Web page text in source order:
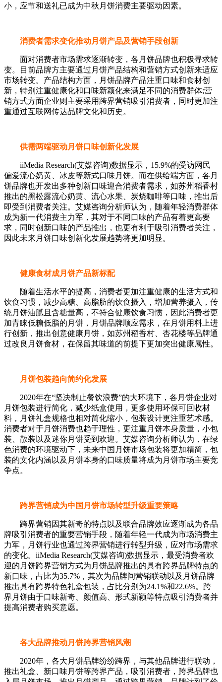
小，应节和送礼已成为中秋月饼消费主要驱动因素。
消费者需求变化推动月饼产品及营销手段创新
面对消费者市场需求逐渐转变，各月饼品牌也积极寻求转
变。目前品牌方主要通过月饼产品结构和营销方式创新来适应
市场转变。产品结构方面，月饼品牌产品注重口味和食材创
新，特别注重健康化和口味新颖化来满足不同的消费群体;营
销方式方面企业则主要采用跨界营销吸引消费者，同时更加注
重通过互联网传达品牌文化和历史。
供需两端驱动月饼口味创新化发展
iiMedia Research(艾媒咨询)数据显示，15.9%的受访网民
偏爱流心奶黄、冰皮等新式口味月饼。而在供给端方面，各月
饼品牌也开发出多种创新口味迎合消费者需求，如苏州稻香村
推出的黑松露流心奶黄、流心水果、炭烧咖啡等口味，推出后
即受到消费者关注。艾媒咨询分析师认为，随着年轻消费群体
成为新一代消费主力军，其对于不同口味的产品有着更高要
求，同时创新口味的产品推出，也更有利于吸引消费者关注，
因此未来月饼口味创新化发展趋势将更加明显。
健康食材成月饼产品新标配
随着生活水平的提高，消费者更加注重健康的生活方式和
饮食习惯，减少高糖、高脂肪的饮食摄入，增加营养摄入，传
统月饼油腻且含糖量高，不符合健康饮食习惯，因此消费者更
加青睐低糖低脂的月饼，月饼品牌顺应需求，在月饼用料上进
行创新，推出创意健康月饼，如苏州稻香村、杏花楼等品牌通
过改良月饼食材，在保留其味道的前提下更加突出健康属性。
月饼包装趋向简约化发展
2020年在“坚决制止餐饮浪费”的大环境下，各月饼企业对
月饼包装进行简化，减少纸盒使用，更多使用环保可回收材
料，月饼礼盒规格也相对简化缩小，包装设计更注重艺术感。
消费者对于月饼消费也趋于理性，更注重月饼本身质量，小包
装、散装以及迷你月饼受到欢迎。艾媒咨询分析师认为，在绿
色消费的环境驱动下，未来中国月饼市场包装将更加精简，包
装的文化内涵以及月饼本身的口味质量将成为月饼市场主要竞
争点。
跨界营销成为中国月饼市场转型升级重要策略
跨界营销因其新奇的特点以及联合品牌效应逐渐成为各品
牌吸引消费者的重要营销手段，随着年轻一代成为市场消费主
力军，月饼行业也通过跨界营销进行转型升级，应对市场需求
的变化。iiMedia Research(艾媒咨询)数据显示，最受消费者欢
迎的月饼跨界营销方式为月饼品牌推出的具有跨界品牌特点的
新口味，占比为35.7%，其次为品牌间营销联动以及月饼品牌
推出具有跨界特色礼盒包装，占比分别为24.1%和22.6%。跨
界月饼由于口味新奇、颜值高、形式新颖等特点吸引消费者并
提高消费者购买意愿。
各大品牌推动月饼跨界营销风潮
2020年，各大月饼品牌纷纷跨界，与其他品牌进行联动，
推出礼盒、新口味月饼等跨界产品，吸引消费者，跨界品牌也